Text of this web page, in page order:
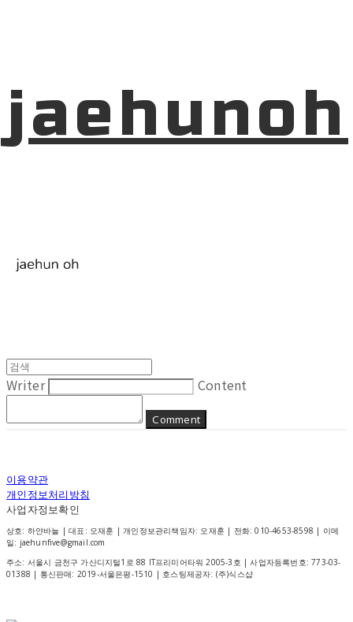
jaehunoh
Writer Content
Comment
이용약관
개인정보처리방침
사업자정보확인
상호: 하얀바늘 | 대표: 오재훈 | 개인정보관리책임자: 오재훈 | 전화: 010-4653-8598 | 이메
일: jaehunfive@gmail.com
주소: 서울시 금천구 가산디지털1로 88 IT프리미어타워 2005-3호 | 사업자등록번호:773-03-
01388 | 통신판매: 2019-서울은평-1510 | 호스팅제공자: (주)식스샵